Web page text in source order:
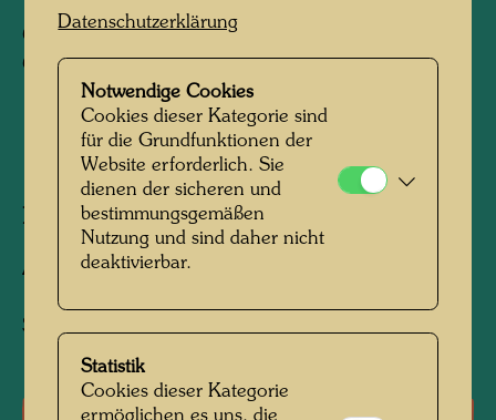
One of 6 watches of the Hundertwasser
Collection set
Nach Werk557 (Detail)
Auflage:
1.500, nummeriert 0001-1500/1500,
Signature eingraviert auf der Rückseite
Datenschutzerklärung
Notwendige Cookies
Cookies dieser Kategorie sind
für die Grundfunktionen der
Website erforderlich. Sie
dienen der sicheren und
bestimmungsgemäßen
Nutzung und sind daher nicht
deaktivierbar.
Statistik
Cookies dieser Kategorie